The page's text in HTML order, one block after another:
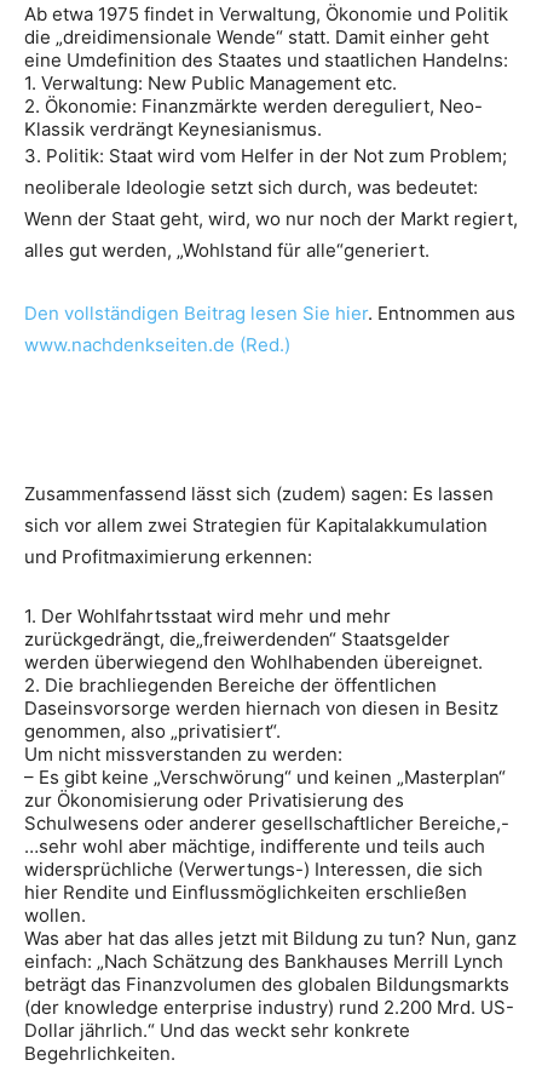
Ab etwa 1975 findet in Verwaltung, Ökonomie und Politik
die „dreidimensionale Wende“ statt. Damit einher geht
eine Umdefinition des Staates und staatlichen Handelns:
1. Verwaltung: New Public Management etc.
2. Ökonomie: Finanzmärkte werden dereguliert, Neo-
Klassik verdrängt Keynesianismus.
3. Politik: Staat wird vom Helfer in der Not zum Problem;
neoliberale Ideologie setzt sich durch, was bedeutet:
Wenn der Staat geht, wird, wo nur noch der Markt regiert,
alles gut werden, „Wohlstand für alle“generiert.
Den vollständigen Beitrag lesen Sie hier. Entnommen aus
www.nachdenkseiten.de (Red.)
Zusammenfassend lässt sich (zudem) sagen: Es lassen
sich vor allem zwei Strategien für Kapitalakkumulation
und Profitmaximierung erkennen:
1. Der Wohlfahrtsstaat wird mehr und mehr
zurückgedrängt, die„freiwerdenden“ Staatsgelder
werden überwiegend den Wohlhabenden übereignet.
2. Die brachliegenden Bereiche der öffentlichen
Daseinsvorsorge werden hiernach von diesen in Besitz
genommen, also „privatisiert“.
Um nicht missverstanden zu werden:
– Es gibt keine „Verschwörung“ und keinen „Masterplan“
zur Ökonomisierung oder Privatisierung des
Schulwesens oder anderer gesellschaftlicher Bereiche,-
…sehr wohl aber mächtige, indifferente und teils auch
widersprüchliche (Verwertungs-) Interessen, die sich
hier Rendite und Einflussmöglichkeiten erschließen
wollen.
Was aber hat das alles jetzt mit Bildung zu tun? Nun, ganz
einfach: „Nach Schätzung des Bankhauses Merrill Lynch
beträgt das Finanzvolumen des globalen Bildungsmarkts
(der knowledge enterprise industry) rund 2.200 Mrd. US-
Dollar jährlich.“ Und das weckt sehr konkrete
Begehrlichkeiten.